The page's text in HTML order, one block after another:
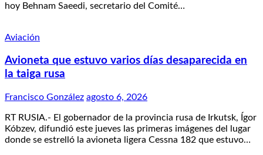
hoy Behnam Saeedi, secretario del Comité…
Aviación
Avioneta que estuvo varios días desaparecida en
la taiga rusa
Francisco González agosto 6, 2026
RT RUSIA.- El gobernador de la provincia rusa de Irkutsk, Ígor
Kóbzev, difundió este jueves las primeras imágenes del lugar
donde se estrelló la avioneta ligera Cessna 182 que estuvo…